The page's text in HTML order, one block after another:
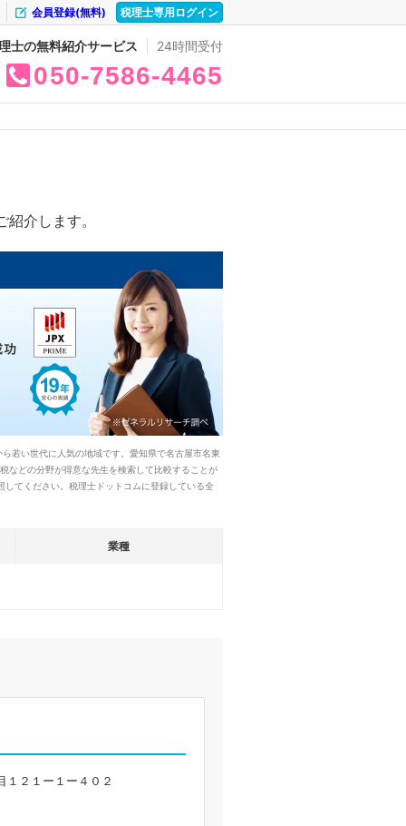
税理士専用ログイン
会員登録(無料)
士の無料紹介サービス 24時間受付
050 7586 4465
介します。
若い世代に人気の地域です。愛知県で名古屋市名東
などの分野が得意な先生を検索して比較することが
てください。税理士ドットコムに登録している全
業種
１２１ー１ー４０２